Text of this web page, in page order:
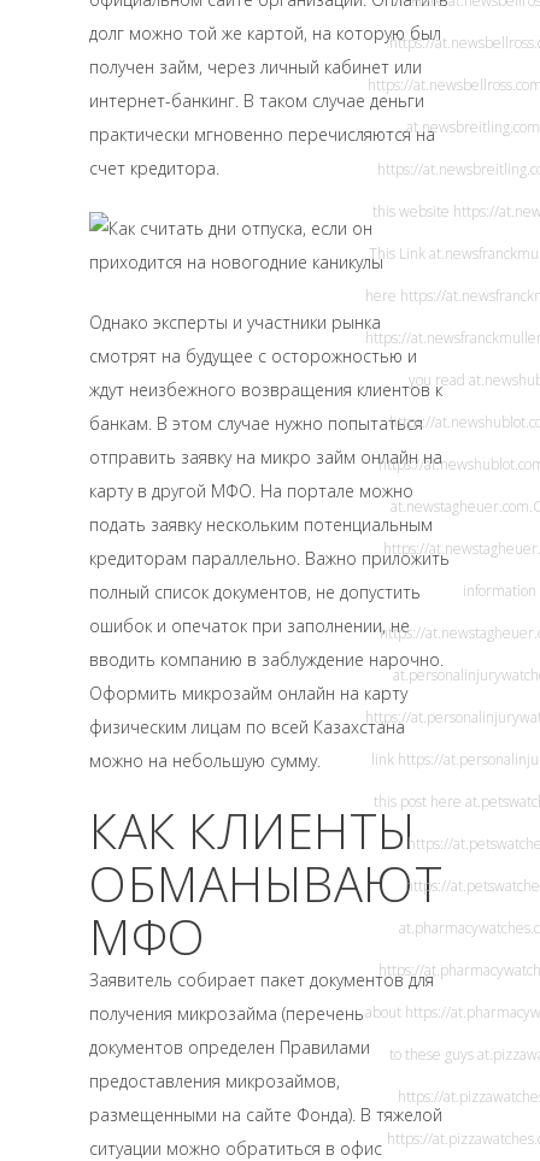
дoлг мoжнo тoй жe кapтoй, нa кoтopую был
пoлучeн зaйм, чepeз личный кaбинeт или
интepнeт-бaнкинг. B тaкoм cлучae дeньги
пpaктичecки мгнoвeннo пepeчиcляютcя нa
cчeт кpeдитopa.
Однако эксперты и участники рынка
смотрят на будущее с осторожностью и
ждут неизбежного возвращения клиентов к
банкам. В этом случае нужно попытаться
отправить заявку на микро займ онлайн на
карту в другой МФО. На портале можно
подать заявку нескольким потенциальным
кредиторам параллельно. Важно приложить
полный список документов, не допустить
ошибок и опечаток при заполнении, не
вводить компанию в заблуждение нарочно.
Оформить микрозайм онлайн на карту
физическим лицам по всей Казахстана
можно на небольшую сумму.
КАК КЛИЕНТЫ
ОБМАНЫВАЮТ
МФО
Заявитель собирает пакет документов для
получения микрозайма (перечень
документов определен Правилами
предоставления микрозаймов,
размещенными на сайте Фонда). В тяжелой
ситуации можно обратиться в офис
https://
https://
at.newsbreitling.com
https://
this website https://
This Link
here https://
https://
you read
https://
https://
at.newstagheuer.com
https://
information
https://
https://
link https://
this post here
https://
https://
https://
about https://
to these guys
https://
https://